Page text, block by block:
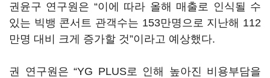
권윤구 연구원은 “이에 따라 올해 매출로 인식될 수
있는 빅뱅 콘서트 관객수는 153만명으로 지난해 112
만명 대비 크게 증가할 것”이라고 예상했다.
권 연구원은 “YG PLUS로 인해 높아진 비용부담을